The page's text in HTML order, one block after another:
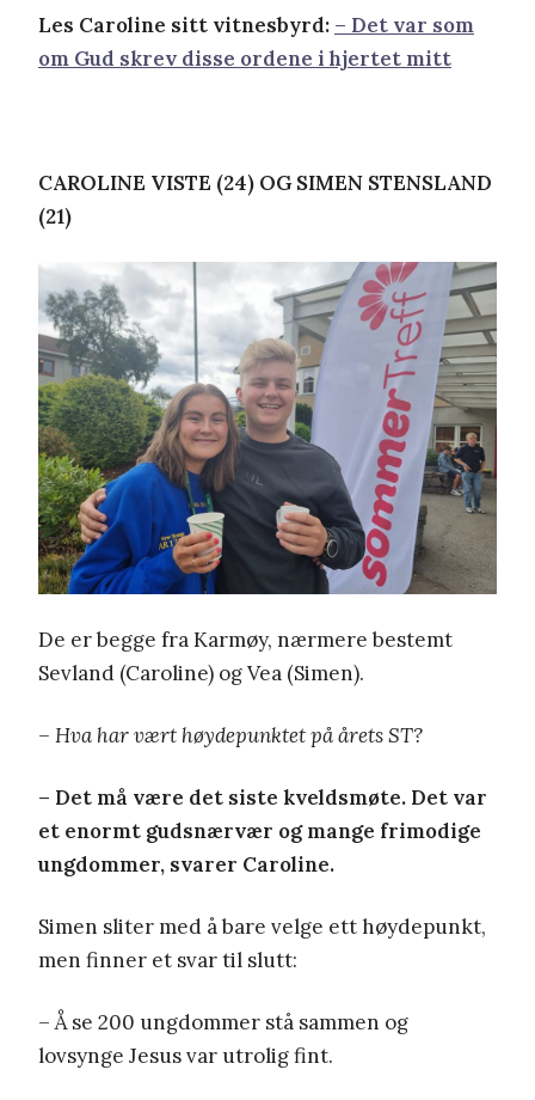
Les Caroline sitt vitnesbyrd: – Det var som
om Gud skrev disse ordene i hjertet mitt
CAROLINE VISTE (24) OG SIMEN STENSLAND
(21)
De er begge fra Karmøy, nærmere bestemt
Sevland (Caroline) og Vea (Simen).
– Hva har vært høydepunktet på årets ST?
– Det må være det siste kveldsmøte. Det var
et enormt gudsnærvær og mange frimodige
ungdommer, svarer Caroline.
Simen sliter med å bare velge ett høydepunkt,
men finner et svar til slutt:
– Å se 200 ungdommer stå sammen og
lovsynge Jesus var utrolig fint.